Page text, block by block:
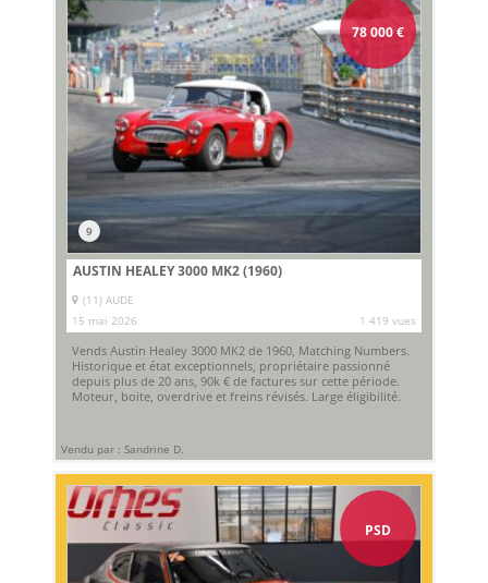
78 000€
9
AUSTIN HEALEY 3000 MK2 (1960)
(11) AUDE
15 mai 2026
1 419 vues
Vends Austin Healey 3000 MK2 de 1960, Matching Numbers.
Historique et état exceptionnels, propriétaire passionné
depuis plus de 20 ans, 90k € de factures sur cette période.
Moteur, boite, overdrive et freins révisés. Large éligibilité.
Vendu par : Sandrine D.
PSD